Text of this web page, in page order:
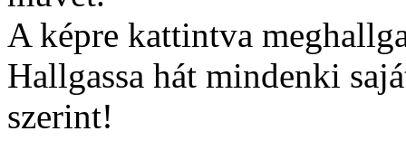
A képre kattintva
Hallgassa hát mindenki
szerint!